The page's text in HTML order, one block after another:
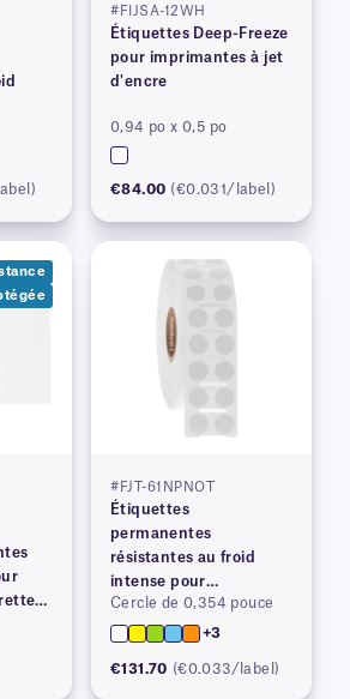
#FIJSA-12WH
Étiquettes Deep-Freeze
pour imprimantes à jet
d'encre
0,94 po x 0,5 po
€84.00 (€0.031/label)
haut
#FJT-61NPNOT
Étiquettes
permanentes
résistantes au froid
intense pour
imprimantes à transfert
thermique
Cercle de 0,354 pouce
+3
€131.70 (€0.033/label)